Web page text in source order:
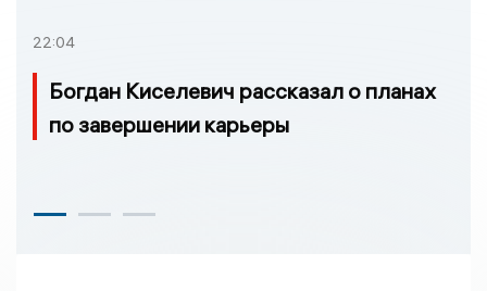
22:04
Богдан Киселевич рассказал о планах
по завершении карьеры